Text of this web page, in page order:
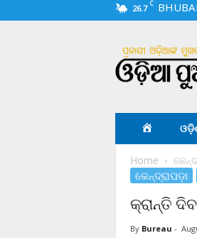
26.7 C
i
a
Home
କେନ୍ଦ୍ରାପଡ଼ା
କ୍ରାନ୍ତି
By Bureau -